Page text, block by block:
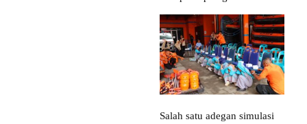
Salah satu adegan simulasi